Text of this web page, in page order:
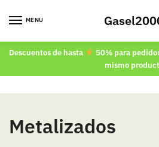
MENU
Descuentos de hasta
50% para
mismo
Metalizados